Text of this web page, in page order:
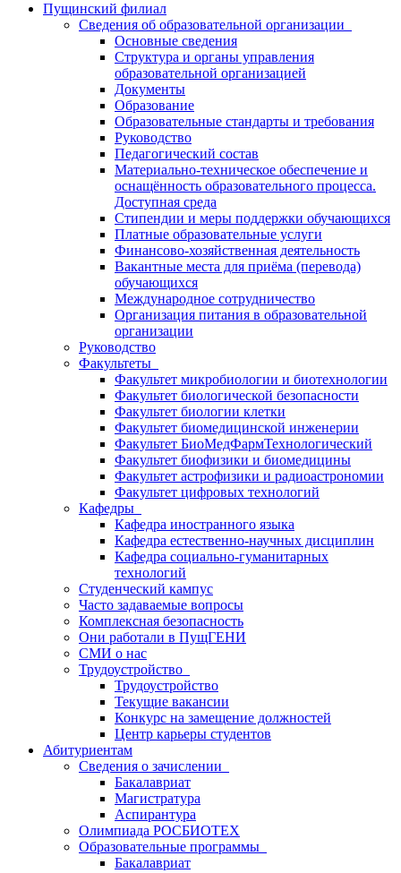
Пущинский филиал
Сведения об образовательной организации
Основные сведения
Структура и органы управления
образовательной организацией
Документы
Образование
Образовательные стандарты и требования
Руководство
Педагогический состав
Материально-техническое обеспечение и
оснащённость образовательного процесса.
Доступная среда
Стипендии и меры поддержки обучающихся
Платные образовательные услуги
Финансово-хозяйственная деятельность
Вакантные места для приёма (перевода)
обучающихся
Международное сотрудничество
Организация питания в образовательной
организации
Руководство
Факультеты
Факультет микробиологии и биотехнологии
Факультет биологической безопасности
Факультет биологии клетки
Факультет биомедицинской инженерии
Факультет БиоМедФармТехнологический
Факультет биофизики и биомедицины
Факультет астрофизики и радиоастрономии
Факультет цифровых технологий
Кафедры
Кафедра иностранного языка
Кафедра естественно-научных дисциплин
Кафедра социально-гуманитарных
технологий
Студенческий кампус
Часто задаваемые вопросы
Комплексная безопасность
Они работали в ПущГЕНИ
СМИ о нас
Трудоустройство
Трудоустройство
Текущие вакансии
Конкурс на замещение должностей
Центр карьеры студентов
Абитуриентам
Сведения о зачислении
Бакалавриат
Магистратура
Аспирантура
Олимпиада РОСБИОТЕХ
Образовательные программы
Бакалавриат